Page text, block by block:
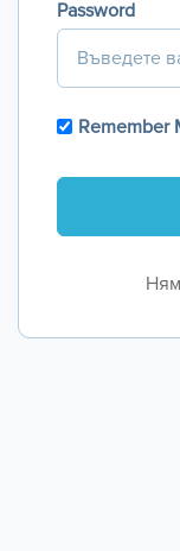
Password
Remember